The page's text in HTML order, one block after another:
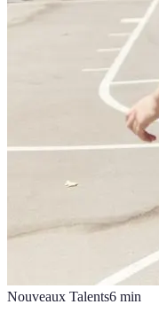
Nouveaux Talents6 min